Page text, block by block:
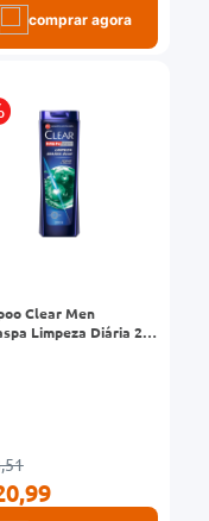
comprar agora
Clear Men
Limpeza Diária 2